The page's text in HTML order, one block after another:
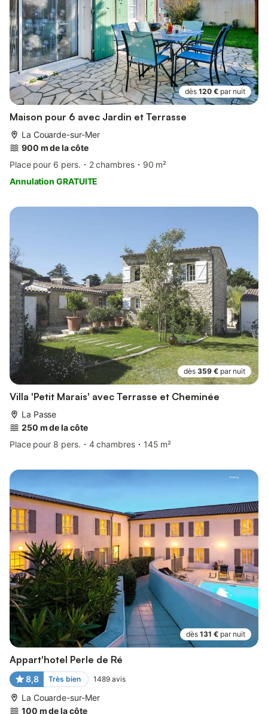
dès 120 € par nuit
Maison pour 6 avec Jardin et Terrasse
La Couarde-sur-Mer
900 m de la côte
Place pour 6 pers.
2 chambres
90 m²
Annulation GRATUITE
dès 359 € par nuit
Villa 'Petit Marais' avec Terrasse et Cheminée
La Passe
250 m de la côte
Place pour 8 pers.
4 chambres 145 m²
dès 131 € par nuit
Appart'hotel Perle de Ré
8,8 Très bien 1489 avis
La Couarde-sur-Mer
100 m de la côte